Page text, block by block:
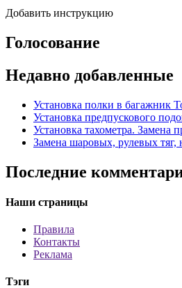
Добавить инструкцию
Голосование
Недавно добавленные
Установка полки в багажник
Установка предпускового
Установка тахометра. Замена
Замена шаровых, рулевых тяг,
Последние
Наши страницы
Правила
Контакты
Реклама
Тэги